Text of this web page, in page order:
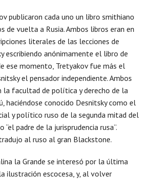
publicaron cada uno un libro smithiano
de vuelta a Rusia. Ambos libros eran en
literales de las lecciones de
escribiendo anónimamente el libro de
ese momento, Tretyakov fue más el
el pensador independiente. Ambos
la facultad de política y derecho de la
haciéndose conocido Desnitsky como el
y político ruso de la segunda mitad del
padre de la jurisprudencia rusa”.
al ruso al gran Blackstone.
la Grande se interesó por la última
ilustración escocesa, y, al volver